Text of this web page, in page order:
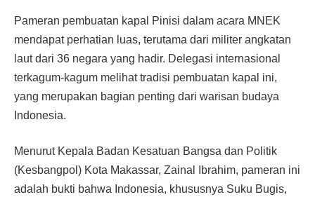
Pameran pembuatan kapal Pinisi dalam acara MNEK
mendapat perhatian luas, terutama dari militer angkatan
laut dari 36 negara yang hadir. Delegasi internasional
terkagum-kagum melihat tradisi pembuatan kapal ini,
yang merupakan bagian penting dari warisan budaya
Indonesia.
Menurut Kepala Badan Kesatuan Bangsa dan Politik
(Kesbangpol) Kota Makassar, Zainal Ibrahim, pameran ini
adalah bukti bahwa Indonesia, khususnya Suku Bugis,